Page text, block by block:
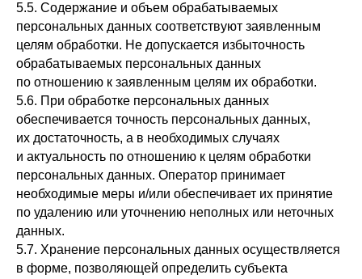
5.5. Содержание и объем обрабатываемых
персональных данных соответствуют заявленным
целям обработки. Не допускается избыточность
обрабатываемых персональных данных
по отношению к заявленным целям их обработки.
5.6. При обработке персональных данных
обеспечивается точность персональных данных,
их достаточность, а в необходимых случаях
и актуальность по отношению к целям обработки
персональных данных. Оператор принимает
необходимые меры и/или обеспечивает их принятие
по удалению или уточнению неполных или неточных
данных.
5.7. Хранение персональных данных осуществляется
в форме, позволяющей определить субъекта